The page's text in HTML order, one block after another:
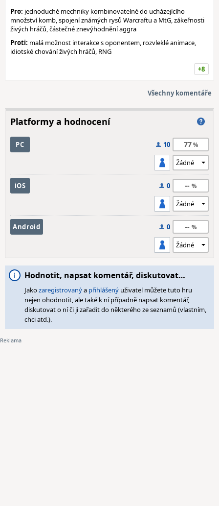
Pro: jednoduché mechniky kombinovatelné do ucházejícího
množství komb, spojení známých rysů Warcraftu a MtG, zákeřnosti
živých hráčů, částečné znevýhodnění aggra
Proti: malá možnost interakce s oponentem, rozvleklé animace,
idiotské chování živých hráčů, RNG
+8
Všechny komentáře
Platformy a hodnocení
PC 10 77
iOS 0 --
Android 0 --
Hodnotit, napsat komentář, diskutovat…
Jakozaregistrovanýa přihlášený uživatel můžete tuto hru
nejen ohodnotit, ale také k ní případně napsat komentář,
diskutovat o ní či ji zařadit do některého ze seznamů (vlastním,
chci atd.).